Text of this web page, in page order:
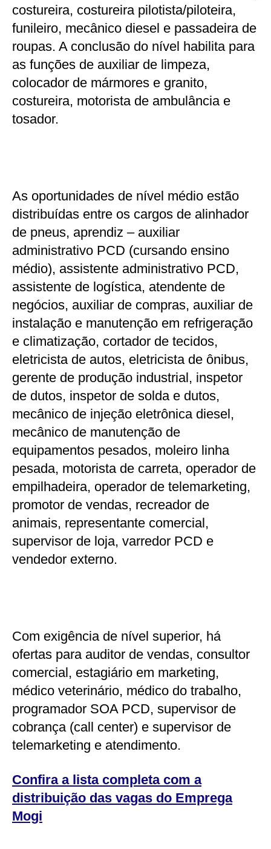
costureira, costureira pilotista/piloteira,
funileiro, mecânico diesel e passadeira de
roupas. A conclusão do nível habilita para
as funções de auxiliar de limpeza,
colocador de mármores e granito,
costureira, motorista de ambulância e
tosador.
As oportunidades de nível médio estão
distribuídas entre os cargos de alinhador
de pneus, aprendiz – auxiliar
administrativo PCD (cursando ensino
médio), assistente administrativo PCD,
assistente de logística, atendente de
negócios, auxiliar de compras, auxiliar de
instalação e manutenção em refrigeração
e climatização, cortador de tecidos,
eletricista de autos, eletricista de ônibus,
gerente de produção industrial, inspetor
de dutos, inspetor de solda e dutos,
mecânico de injeção eletrônica diesel,
mecânico de manutenção de
equipamentos pesados, moleiro linha
pesada, motorista de carreta, operador de
empilhadeira, operador de telemarketing,
promotor de vendas, recreador de
animais, representante comercial,
supervisor de loja, varredor PCD e
vendedor externo.
Com exigência de nível superior, há
ofertas para auditor de vendas, consultor
comercial, estagiário em marketing,
médico veterinário, médico do trabalho,
programador SOA PCD, supervisor de
cobrança (call center) e supervisor de
telemarketing e atendimento.
Confira a lista completa com a
distribuição das vagas do Emprega
Mogi